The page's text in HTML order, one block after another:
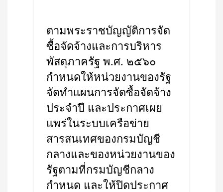
ตามพระราชบัญญัติการจัด
ซื้อจัดจ้างและการบริหาร
พัสดุภาครัฐ พ.ศ. ๒๕๖๐
กำหนดให้หน่วยงานของรัฐ
จัดทำแผนการจัดซื้อจัดจ้าง
ประจำปี และประกาศเผย
แพร่ในระบบเครือข่าย
สารสนเทศของกรมบัญชี
กลางและของหน่วยงานของ
รัฐตามที่กรมบัญชีกลาง
กำหนด และให้ปิดประกาศ